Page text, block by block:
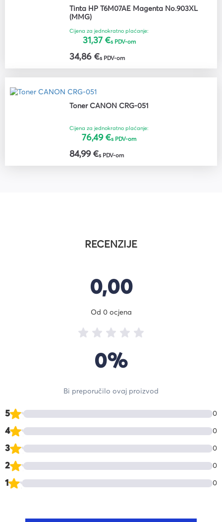
Tinta HP T6M07AE Magenta No.903XL
(MMG)
Cijena za jednokratno plaćanje:
31,37 €s PDV-om
34,86 €s PDV-om
Toner CANON CRG-051
Cijena za jednokratno plaćanje:
76,49 €s PDV-om
84,99 €s PDV-om
RECENZIJE
5 0
4 0
3 0
2 0
1 0
0,00
Od 0 ocjena
0%
Bi preporučilo ovaj proizvod